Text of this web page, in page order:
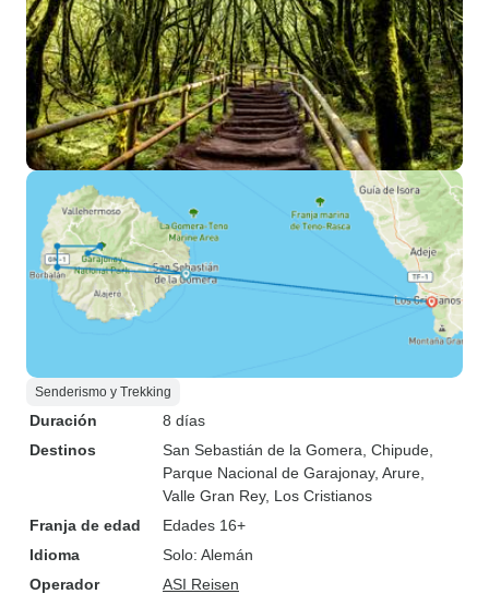
Senderismo y Trekking
Duración
8 días
Destinos
San Sebastián de la Gomera , Chipude
Parque Nacional de Garajonay, Arure
Valle Gran Rey, Los Cristianos
Franja de edad
Edades 16+
Idioma
Solo: Alemán
Operador
ASI Reisen